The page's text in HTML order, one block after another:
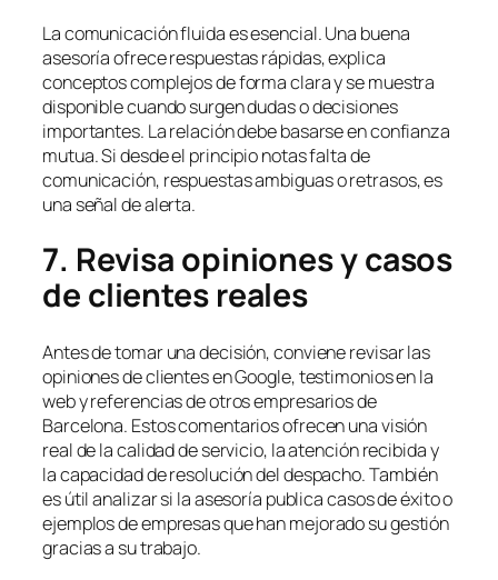
La comunicación fluida es esencial. Una buena
asesoría ofrece respuestas rápidas, explica
conceptos complejos de forma clara y se muestra
disponible cuando surgen dudas o decisiones
importantes. La relación debe basarse en confianza
mutua. Si desde el principio notas falta de
comunicación, respuestas ambiguas o retrasos, es
una señal de alerta.
7. Revisa opiniones y casos
de clientes reales
Antes de tomar una decisión, conviene revisar las
opiniones de clientes en Google, testimonios en la
web y referencias de otros empresarios de
Barcelona. Estos comentarios ofrecen una visión
real de la calidad de servicio, la atención recibida y
la capacidad de resolución del despacho. También
es útil analizar si la asesoría publica casos de éxito o
ejemplos de empresas que han mejorado su gestión
gracias a su trabajo.